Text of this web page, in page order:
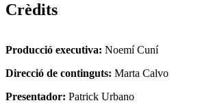
Crèdits
Producció executiva: Noemí Cuní
Direcció de continguts: Marta Calvo
Presentador: Patrick Urbano